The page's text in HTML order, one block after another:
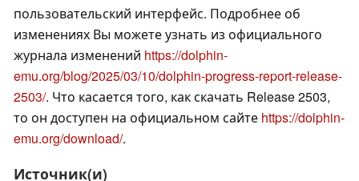
пользовательский интерфейс. Подробнее об
изменениях Вы можете узнать из официального
журнала изменений https://dolphin-
emu.org/blog/2025/03/10/dolphin-progress-report-release-
2503/. Что касается того, как скачать Release 2503,
то он доступен на официальном сайте https://dolphin-
emu.org/download/.
Источник(и)